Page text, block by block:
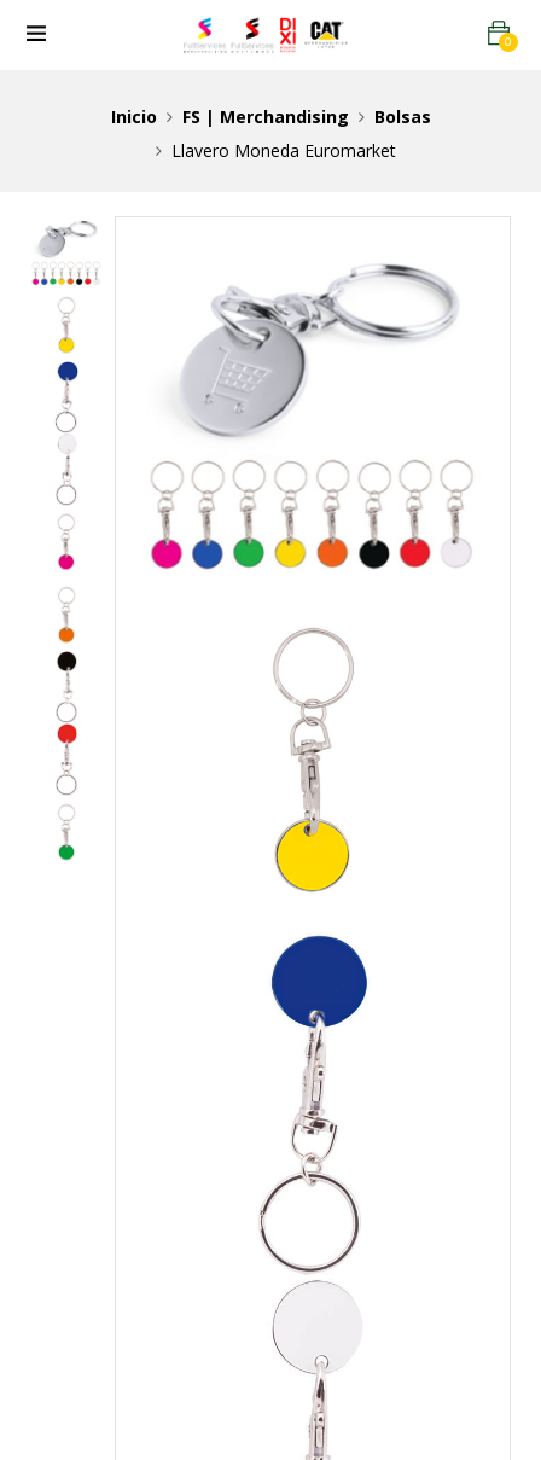
0
Inicio FS | Merchandising
Bolsas
Llavero Moneda Euromarket